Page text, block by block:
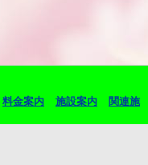
料金案内 施設案内
関連施